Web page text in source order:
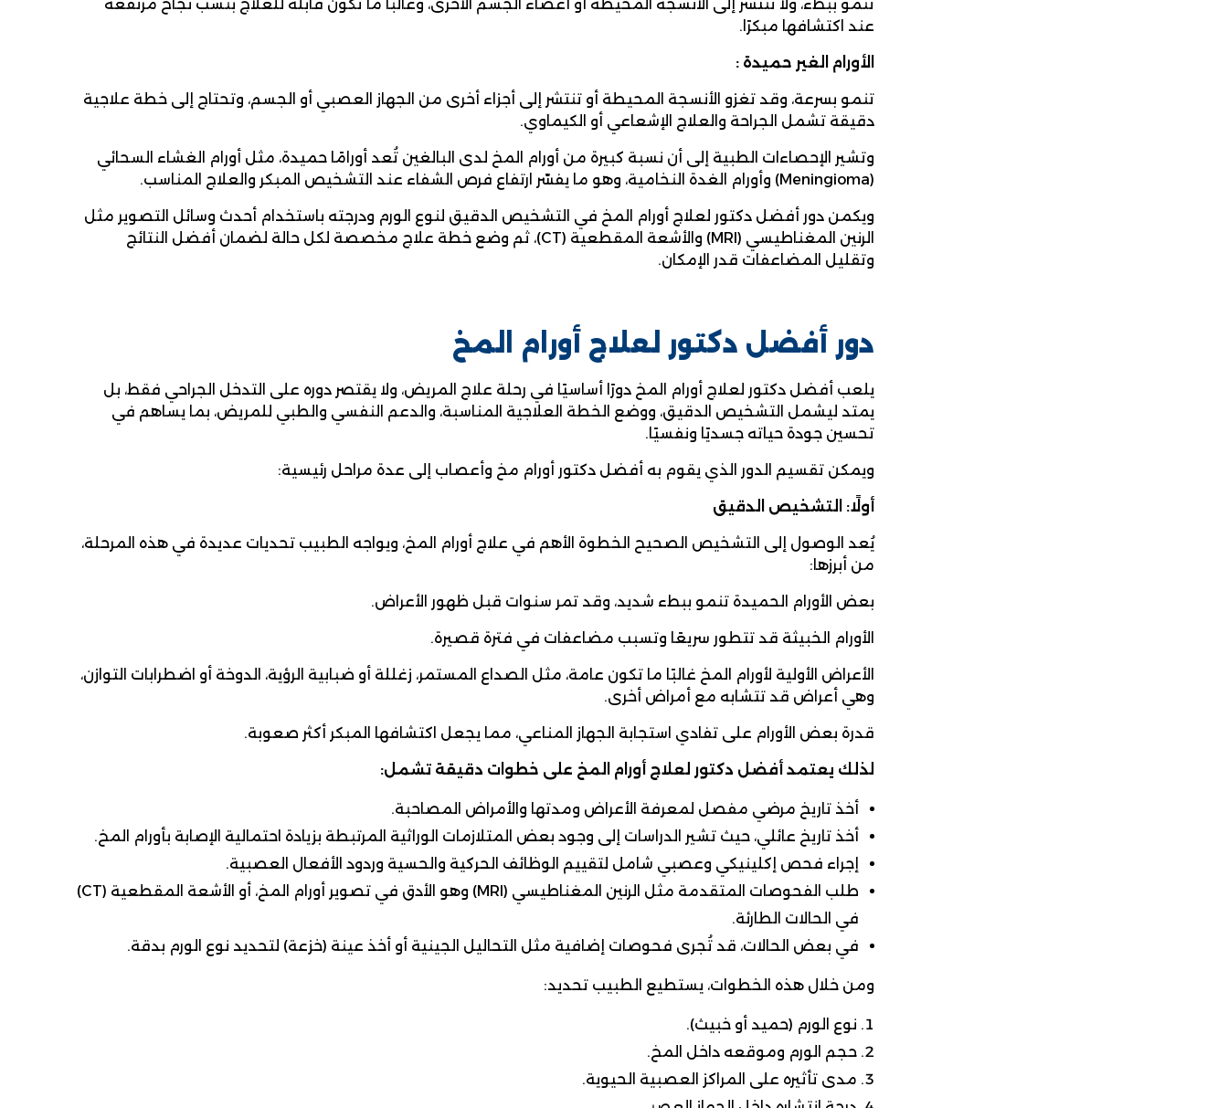
تنمو ببطء، ولا تنتشر إلى الأنسجة المحيطة أو أعضاء الجسم الأخرى، وغالبًا ما تكون قابلة للعلاج بنسب نجاح مرتفعة
عند اكتشافها مبكرًا.
الأورام الغير حميدة :
تنمو بسرعة، وقد تغزو الأنسجة المحيطة أو تنتشر إلى أجزاء أخرى من الجهاز العصبي أو الجسم، وتحتاج إلى خطة علاجية
دقيقة تشمل الجراحة والعلاج الإشعاعي أو الكيماوي.
وتشير الإحصاءات الطبية إلى أن نسبة كبيرة من أورام المخ لدى البالغين تُعد أورامًا حميدة، مثل أورام الغشاء السحائي
(Meningioma) وأورام الغدة النخامية، وهو ما يفسّر ارتفاع فرص الشفاء عند التشخيص المبكر والعلاج المناسب.
ويكمن دور أفضل دكتور لعلاج أورام المخ في التشخيص الدقيق لنوع الورم ودرجته باستخدام أحدث وسائل التصوير مثل
الرنين المغناطيسي (MRI) والأشعة المقطعية (CT)، ثم وضع خطة علاج مخصصة لكل حالة لضمان أفضل النتائج
وتقليل المضاعفات قدر الإمكان.
دور أفضل دكتور لعلاج أورام المخ
يلعب أفضل دكتور لعلاج أورام المخ دورًا أساسيًا في رحلة علاج المريض، ولا يقتصر دوره على التدخل الجراحي فقط، بل
يمتد ليشمل التشخيص الدقيق، ووضع الخطة العلاجية المناسبة، والدعم النفسي والطبي للمريض، بما يساهم في
تحسين جودة حياته جسديًا ونفسيًا.
ويمكن تقسيم الدور الذي يقوم به أفضل دكتور أورام مخ وأعصاب إلى عدة مراحل رئيسية:
أولًا: التشخيص الدقيق
يُعد الوصول إلى التشخيص الصحيح الخطوة الأهم في علاج أورام المخ، ويواجه الطبيب تحديات عديدة في هذه المرحلة،
من أبرزها:
بعض الأورام الحميدة تنمو ببطء شديد، وقد تمر سنوات قبل ظهور الأعراض.
الأورام الخبيثة قد تتطور سريعًا وتسبب مضاعفات في فترة قصيرة.
الأعراض الأولية لأورام المخ غالبًا ما تكون عامة، مثل الصداع المستمر، زغللة أو ضبابية الرؤية، الدوخة أو اضطرابات التوازن،
وهي أعراض قد تتشابه مع أمراض أخرى.
قدرة بعض الأورام على تفادي استجابة الجهاز المناعي، مما يجعل اكتشافها المبكر أكثر صعوبة.
لذلك يعتمد أفضل دكتور لعلاج أورام المخ على خطوات دقيقة تشمل:
أخذ تاريخ مرضي مفصل لمعرفة الأعراض ومدتها والأمراض المصاحبة.
أخذ تاريخ عائلي، حيث تشير الدراسات إلى وجود بعض المتلازمات الوراثية المرتبطة بزيادة احتمالية الإصابة بأورام المخ.
إجراء فحص إكلينيكي وعصبي شامل لتقييم الوظائف الحركية والحسية وردود الأفعال العصبية.
طلب الفحوصات المتقدمة مثل الرنين المغناطيسي (MRI) وهو الأدق في تصوير أورام المخ، أو الأشعة المقطعية (CT)
في الحالات الطارئة.
في بعض الحالات، قد تُجرى فحوصات إضافية مثل التحاليل الجينية أو أخذ عينة (خزعة) لتحديد نوع الورم بدقة.
ومن خلال هذه الخطوات، يستطيع الطبيب تحديد:
نوع الورم (حميد أو خبيث).
حجم الورم وموقعه داخل المخ.
مدى تأثيره على المراكز العصبية الحيوية.